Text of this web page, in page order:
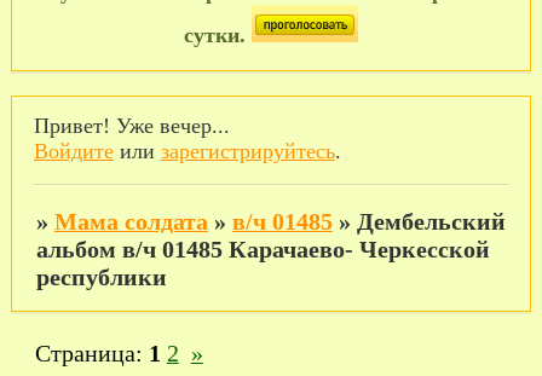
сутки.
Привет! Уже вечер...
Войдитеили зарегистрируйтесь.
» Мама солдата » в/ч 01485 » Дембельский
альбом в/ч 01485 Карачаево- Черкесской
республики
Страница: 1 2 »